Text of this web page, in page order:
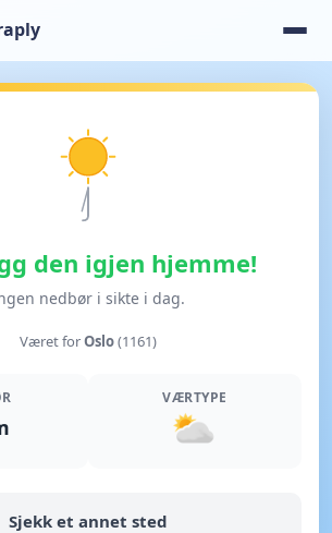
den igjen hjemme!
nedbør i sikte i dag.
Været forOslo(1161)
VÆRTYPE
Sjekk et annet sted